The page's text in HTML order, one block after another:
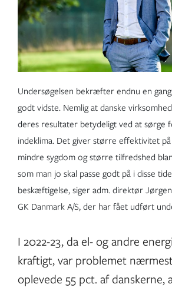
Undersøgelsen bekræfter endnu en
godt vidste. Nemlig at danske
deres resultater betydeligt ved at sørge
indeklima. Det giver større effektivitet på
mindre sygdom og større tilfredshed
som man jo skal passe godt på i disse
beskæftigelse, siger adm. direktør
GK Danmark A/S, der har fået udført
I 2022-23, da el- og andre
kraftigt, var problemet
oplevede 55 pct. af danskerne,